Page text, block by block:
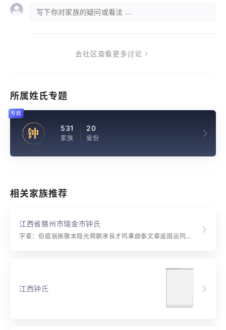
写下你对家族的疑问或看法 ...
去社区查看更多讨论
所属姓氏专题
钟 531
家族
20
省份
专题
相关家族推荐
江西省赣州市瑞金市钟氏
字辈：伯庭翁振敬本隐光舜朝承良才鸣秉啟泰文章遥国运同天久宗支与日高原泉盈科进实至名字召从斯应上锡历世落唐荛
江西钟氏